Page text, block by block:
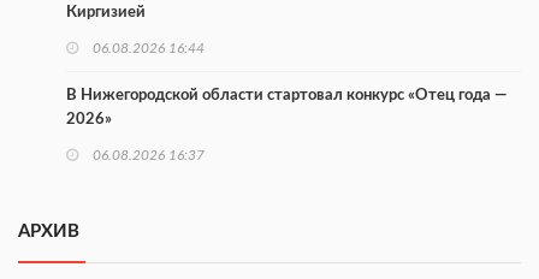
Киргизией
06.08.2026 16:44
В Нижегородской области стартовал конкурс «Отец года —
2026»
06.08.2026 16:37
АРХИВ